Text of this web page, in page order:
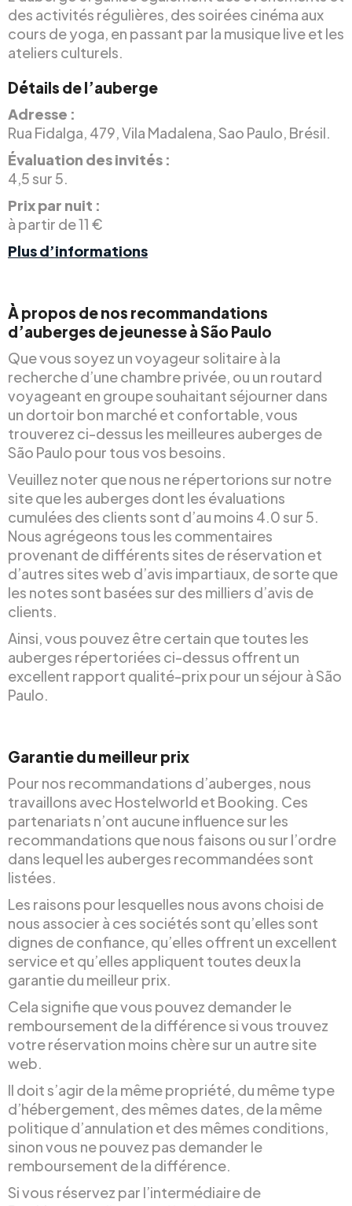
des activités régulières, des soirées cinéma aux
cours de yoga, en passant par la musique live et les
ateliers culturels.
Détails de l’auberge
Adresse :
Rua Fidalga, 479, Vila Madalena, Sao Paulo, Brésil.
Évaluation des invités :
4,5 sur 5.
Prix par nuit :
à partir de 11 €
Plus d’informations
À propos de nos recommandations
d’auberges de jeunesse à São Paulo
Que vous soyez un voyageur solitaire à la
recherche d’une chambre privée, ou un routard
voyageant en groupe souhaitant séjourner dans
un dortoir bon marché et confortable, vous
trouverez ci-dessus les meilleures auberges de
São Paulo pour tous vos besoins.
Veuillez noter que nous ne répertorions sur notre
site que les auberges dont les évaluations
cumulées des clients sont d’au moins 4.0 sur 5.
Nous agrégeons tous les commentaires
provenant de différents sites de réservation et
d’autres sites web d’avis impartiaux, de sorte que
les notes sont basées sur des milliers d’avis de
clients.
Ainsi, vous pouvez être certain que toutes les
auberges répertoriées ci-dessus offrent un
excellent rapport qualité-prix pour un séjour à São
Paulo.
Garantie du meilleur prix
Pour nos recommandations d’auberges, nous
travaillons avec Hostelworld et Booking. Ces
partenariats n’ont aucune influence sur les
recommandations que nous faisons ou sur l’ordre
dans lequel les auberges recommandées sont
listées.
Les raisons pour lesquelles nous avons choisi de
nous associer à ces sociétés sont qu’elles sont
dignes de confiance, qu’elles offrent un excellent
service et qu’elles appliquent toutes deux la
garantie du meilleur prix.
Cela signifie que vous pouvez demander le
remboursement de la différence si vous trouvez
votre réservation moins chère sur un autre site
web.
Il doit s’agir de la même propriété, du même type
d’hébergement, des mêmes dates, de la même
politique d’annulation et des mêmes conditions,
sinon vous ne pouvez pas demander le
remboursement de la différence.
Si vous réservez par l’intermédiaire de